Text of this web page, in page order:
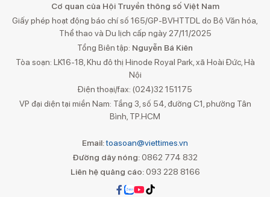
Cơ quan của Hội Truyền thông số Việt Nam
Giấy phép hoạt động báo chí số 165/GP-BVHTTDL do Bộ Văn hóa,
Thể thao và Du lịch cấp ngày 27/11/2025
Tổng Biên tập: Nguyễn Bá Kiên
Tòa soạn: LK16-18, Khu đô thị Hinode Royal Park, xã Hoài Đức, Hà
Nội
Điện thoại/fax: (024)32 151175
VP đại diện tại miền Nam: Tầng 3, số 54, đường C1, phường Tân
Bình, TP.HCM
Email:toasoan@viettimes.vn
Đường dây nóng: 0862 774 832
Liên hệ quảng cáo:093 228 8166